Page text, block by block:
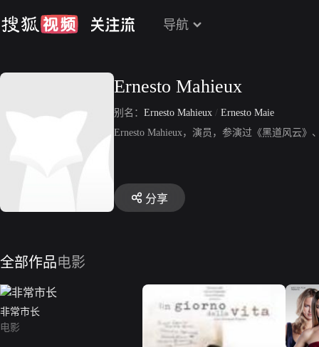
导航
Ernesto Mahieux
别名： Ernesto Mahieux / Ernesto Maie
Ernesto Mahieux，演员，参演过《黑道风云
分享
全部作品电影
非常市长
电影